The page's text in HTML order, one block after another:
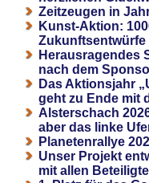
Zeitzeugen in
Kunst-Aktion:
Zukunftsentwürfe
Herausragendes
nach dem
Das Aktionsjahr
geht zu Ende mit
Alsterschach
aber das linke
Planetenrallye
Unser Projekt
mit allen